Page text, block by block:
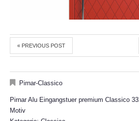
« PREVIOUS POST
Pirnar-Classico
Pirnar Alu Eingangstuer premium Classico
Motiv